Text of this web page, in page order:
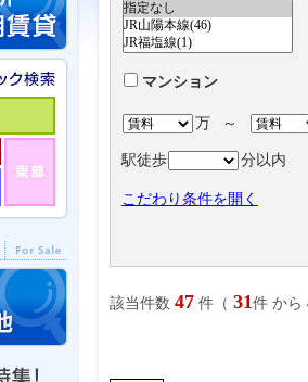
マンション
万 ～
駅徒歩 分以内
こだわり条件を開く
該当件数 47 件（ 31件 から